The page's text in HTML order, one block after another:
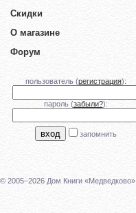
Скидки
О магазине
Форум
пользователь (регистрация):
пароль (забыли?):
запомнить
© 2005–2026 Дом Книги «Медведково»